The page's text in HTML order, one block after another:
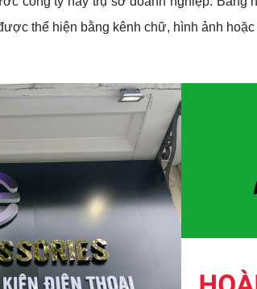
thể hiện bằng kênh chữ, hình ảnh